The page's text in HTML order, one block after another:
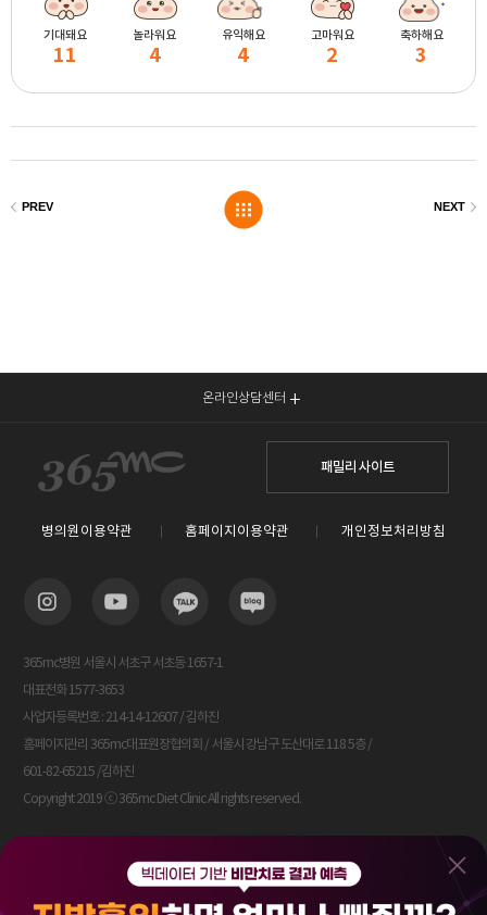
기대돼요
11
놀라워요
4
유익해요
4
고마워요
2
축하해요
3
온라인상담센터
패밀리 사이트
병의원이용약관 홈페이지이용약관 개인정보처리방침
365mc병원 서울시 서초구 서초동 1657-1
대표전화 1577-3653
사업자등록번호 : 214-14-12607 / 김하진
홈페이지관리 365mc대표원장협의회 / 서울시 강남구 도산대로 118 5층 /
601-82-65215 /김하진
Copyright 2019 ⓒ 365mc Diet Clinic All rights reserved.